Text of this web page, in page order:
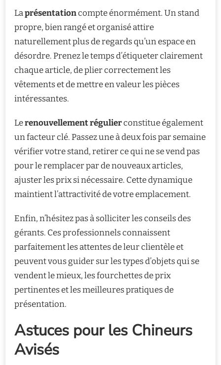
Laprésentationcompte énormément. Un stand
propre, bien rangé et organisé attire
naturellement plus de regards qu’un espace en
désordre. Prenez le temps d’étiqueter clairement
chaque article, de plier correctement les
vêtements et de mettre en valeur les pièces
intéressantes.
Lerenouvellement régulierconstitue également
un facteur clé. Passez une à deux fois par semaine
vérifier votre stand, retirer ce qui ne se vend pas
pour le remplacer par de nouveaux articles,
ajuster les prix si nécessaire. Cette dynamique
maintient l’attractivité de votre emplacement.
Enfin, n’hésitez pas à solliciter les conseils des
gérants. Ces professionnels connaissent
parfaitement les attentes de leur clientèle et
peuvent vous guider sur les types d’objets qui se
vendent le mieux, les fourchettes de prix
pertinentes et les meilleures pratiques de
présentation.
Astuces pour les Chineurs
Avisés